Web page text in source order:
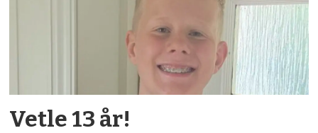
Vetle 13 år!